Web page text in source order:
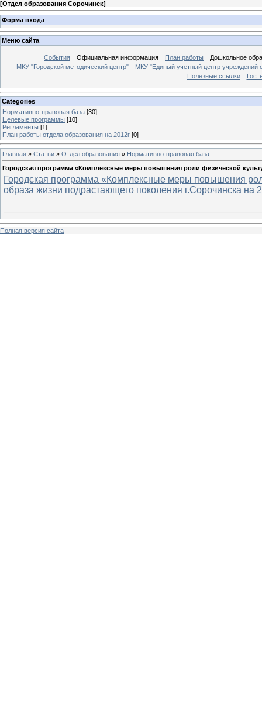
[Отдел образования Сорочинск]
Форма входа
Меню сайта
События Официальная информация План работы
Дошкольное
МКУ "Городской методический центр"
МКУ "Единый учетный центр учреждений
Полезные ссылки
Categories
Нормативно-правовая база [30]
Целевые программы [10]
Регламенты [1]
План работы отдела образования на 2012г [0]
Главная » Статьи » Отдел образования » Нормативно-правовая база
Городская программа «Комплексные меры повышения роли физической
Городская программа «Комплексные меры повышения
образа жизни подрастающего поколения г.Сорочинска на
Полная версия сайта